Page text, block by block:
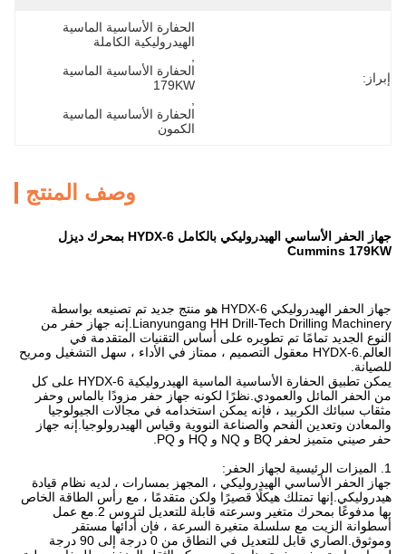
إبراز:
الهيدروليكية الكاملة
179KW
الكمون
وصف المنتج
جهاز الحفر الأساسي الهيدروليكي بالكامل HYDX-6 بمحرك ديزل
Cummins 179KW
جهاز الحفر الهيدروليكي HYDX-6 هو منتج جديد تم تصنيعه بواسطة
Lianyungang HH Drill-Tech Drilling Machinery.إنه جهاز حفر من
النوع الجديد تمامًا تم تطويره على أساس التقنيات المتقدمة في
العالم.HYDX-6 معقول التصميم ، ممتاز في الأداء ، سهل التشغيل ومريح
للصيانة.
يمكن تطبيق الحفارة الأساسية الماسية الهيدروليكية HYDX-6 على كل
من الحفر المائل والعمودي.نظرًا لكونه جهاز حفر مزودًا بالماس وحفر
مثقاب سبائك الكربيد ، فإنه يمكن استخدامه في مجالات الجيولوجيا
والمعادن وتعدين الفحم والصناعة النووية وقياس الهيدرولوجيا.إنه جهاز
حفر صيني متميز لحفر BQ و NQ و HQ و PQ.
1. الميزات الرئيسية لجهاز الحفر:
جهاز الحفر الأساسي الهيدروليكي ، المجهز بمسارات ، لديه نظام قيادة
هيدروليكي.إنها تمتلك هيكلًا قصيرًا ولكن متقدمًا ، مع رأس الطاقة الخاص
بها مدفوعًا بمحرك متغير وسرعته قابلة للتعديل لتروس 2.مع عمل
أسطوانة الزيت مع سلسلة متغيرة السرعة ، فإن أدائها مستقر
وموثوق.الصاري قابل للتعديل في النطاق من 0 درجة إلى 90 درجة